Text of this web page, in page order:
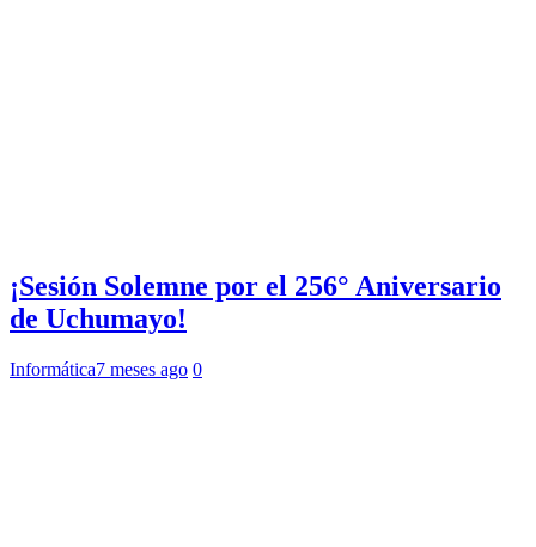
¡Sesión Solemne por el 256° Aniversario
de Uchumayo!
Informática7 meses ago 0